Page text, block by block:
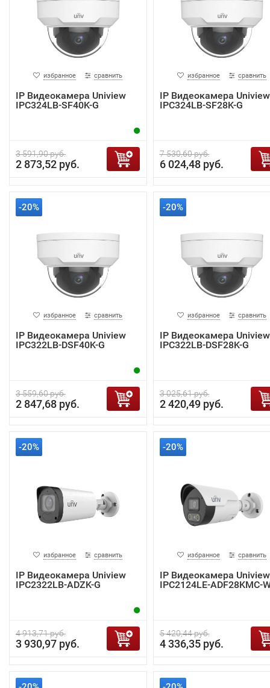
избранное сравнить
IP Видеокамера Uniview
IPC324LB-SF40K-G
3 591,90 руб.
2 873,52 руб.
избранное сравнить
IP Видеокамера Uniview
IPC324LB-SF28K-G
7 530,60 руб.
6 024,48 руб.
-20%
избранное сравнить
IP Видеокамера Uniview
IPC322LB-DSF40K-G
3 559,60 руб.
2 847,68 руб.
-20%
избранное сравнить
IP Видеокамера Uniview
IPC322LB-DSF28K-G
3 025,61 руб.
2 420,49 руб.
-20%
избранное сравнить
IP Видеокамера Uniview
IPC2322LB-ADZK-G
4 913,71 руб.
3 930,97 руб.
-20%
избранное сравнить
IP Видеокамера Uniview
IPC2124LE-ADF28KMC-
5 420,44 руб.
4 336,35 руб.